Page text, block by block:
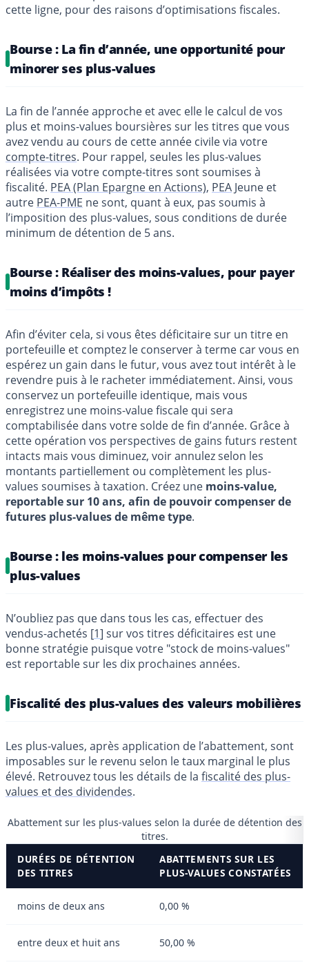
cette ligne, pour des raisons d’optimisations fiscales.
Bourse : La fin d’année, une opportunité pour
minorer ses plus-values
La fin de l’année approche et avec elle le calcul de vos
plus et moins-values boursières sur les titres que vous
avez vendu au cours de cette année civile via votre
compte-titres. Pour rappel, seules les plus-values
réalisées via votre compte-titres sont soumises à
fiscalité. PEA (Plan Epargne en Actions), PEA Jeune et
autre PEA-PME ne sont, quant à eux, pas soumis à
l’imposition des plus-values, sous conditions de durée
minimum de détention de 5 ans.
Bourse : Réaliser des moins-values, pour payer
moins d’impôts !
Afin d’éviter cela, si vous êtes déficitaire sur un titre en
portefeuille et comptez le conserver à terme car vous en
espérez un gain dans le futur, vous avez tout intérêt à le
revendre puis à le racheter immédiatement. Ainsi, vous
conservez un portefeuille identique, mais vous
enregistrez une moins-value fiscale qui sera
comptabilisée dans votre solde de fin d’année. Grâce à
cette opération vos perspectives de gains futurs restent
intacts mais vous diminuez, voir annulez selon les
montants partiellement ou complètement les plus-
values soumises à taxation. Créez une moins-value,
reportable sur 10 ans, afin de pouvoir compenser de
futures plus-values de même type.
Bourse : les moins-values pour compenser les
plus-values
N’oubliez pas que dans tous les cas, effectuer des
vendus-achetés [1] sur vos titres déficitaires est une
bonne stratégie puisque votre "stock de moins-values"
est reportable sur les dix prochaines années.
Fiscalité des plus-values des valeurs mobilières
Les plus-values, après application de l’abattement, sont
imposables sur le revenu selon le taux marginal le plus
élevé. Retrouvez tous les détails de la fiscalité des plus-
values et des dividendes.
Abattement sur les plus-values selon la durée de détention des
titres.
DURÉES DE DÉTENTION
DES TITRES
ABATTEMENTS SUR LES
PLUS-VALUES CONSTATÉES
moins de deux ans 0,00 %
entre deux et huit ans 50,00 %